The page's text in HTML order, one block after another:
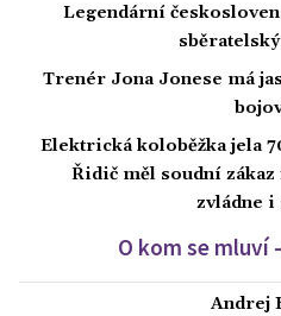
Legendární
Trenér Jona Jonese má
Elektrická koloběžka jela
Řidič měl soudní
zvládne i
O kom se mluví
Andrej